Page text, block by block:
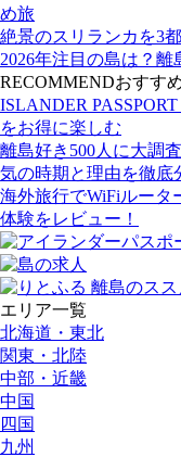
め旅
絶景のスリランカを3
2026年注目の島は？
RECOMMENDおすす
ISLANDER
をお得に楽しむ
離島好き500人に大調
気の時期と理由を徹底
海外旅行でWiFiルータ
体験をレビュー！
エリア一覧
北海道・東北
関東・北陸
中部・近畿
中国
四国
九州